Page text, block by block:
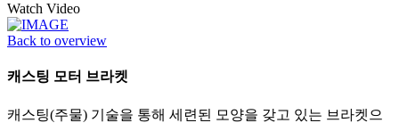
Watch Video
Back to overview
캐스팅 모터 브라켓
캐스팅(주물) 기술을 통해 세련된 모양을 갖고 있는 브라켓으